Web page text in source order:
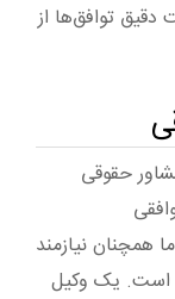
توافق‌ها از
حقوقی
همچنان نیازمند
است. یک وکیل